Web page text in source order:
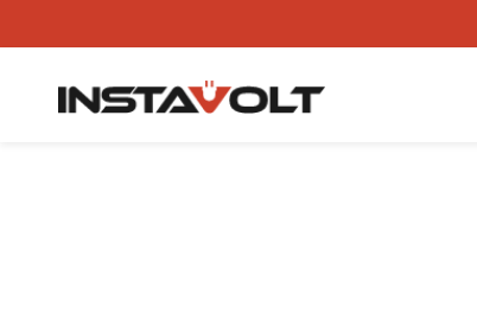
Ver outra localização